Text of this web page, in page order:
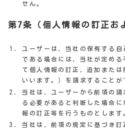
せん。
第7条（個人情報の訂正お
ユーザーは，当社の保有する
である場合には，当社が定める
て個人情報の訂正，追加または
いいます。）を請求することが
当社は，ユーザーから前項の請
る必要があると判断した場合
報の訂正等を行うものとします
当社は，前項の規定に基づき訂